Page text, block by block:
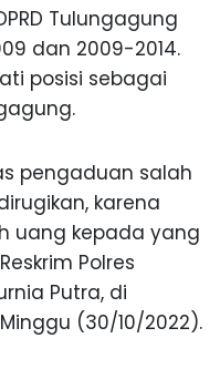
Tulungagung
dan 2009-2014.
posisi sebagai
pengaduan salah
karena
uang kepada yang
Polres
Putra, di
(30/10/2022).